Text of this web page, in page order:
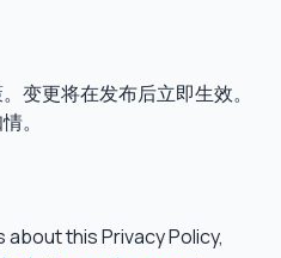
变更将在发布后立即生效。
。
this Privacy Policy,